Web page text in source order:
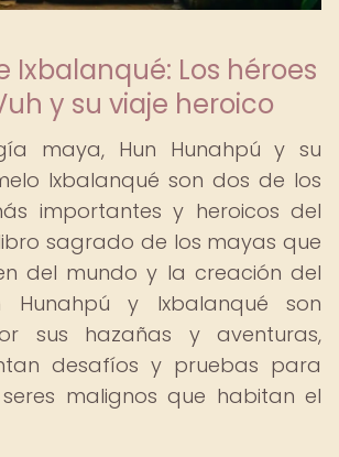
Ixbalanqué: Los héroes
y su viaje heroico
maya, Hun Hunahpú y su
Ixbalanqué son dos de los
importantes y heroicos del
sagrado de los mayas que
del mundo y la creación del
Hunahpú y Ixbalanqué son
sus hazañas y aventuras,
desafíos y pruebas para
malignos que habitan el